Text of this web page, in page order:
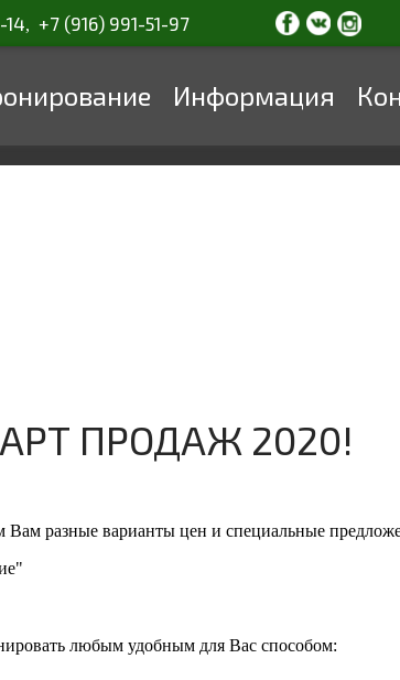
, +7 (916) 991-51-97
Информация
ПРОДАЖ 2020!
разные варианты цен и специальные
любым удобным для Вас способом: